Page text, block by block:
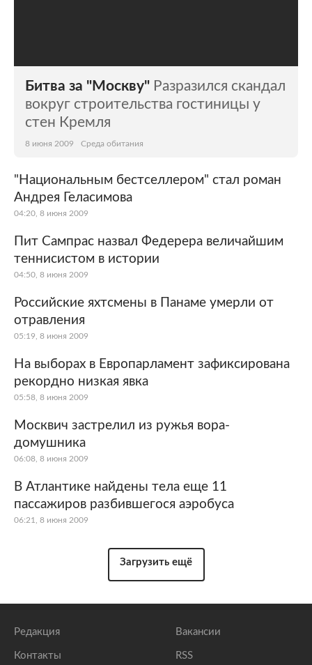
Битва за "Москву" Разразился скандал
вокруг строительства гостиницы у
стен Кремля
8 июня 2009 Среда обитания
"Национальным бестселлером" стал роман
Андрея Геласимова
04:20, 8 июня 2009
Пит Сампрас назвал Федерера величайшим
теннисистом в истории
04:50, 8 июня 2009
Российские яхтсмены в Панаме умерли от
отравления
05:19, 8 июня 2009
На выборах в Европарламент зафиксирована
рекордно низкая явка
05:58, 8 июня 2009
Москвич застрелил из ружья вора-
домушника
06:08, 8 июня 2009
В Атлантике найдены тела еще 11
пассажиров разбившегося аэробуса
06:21, 8 июня 2009
Загрузить ещё
Редакция
Контакты
Вакансии
RSS